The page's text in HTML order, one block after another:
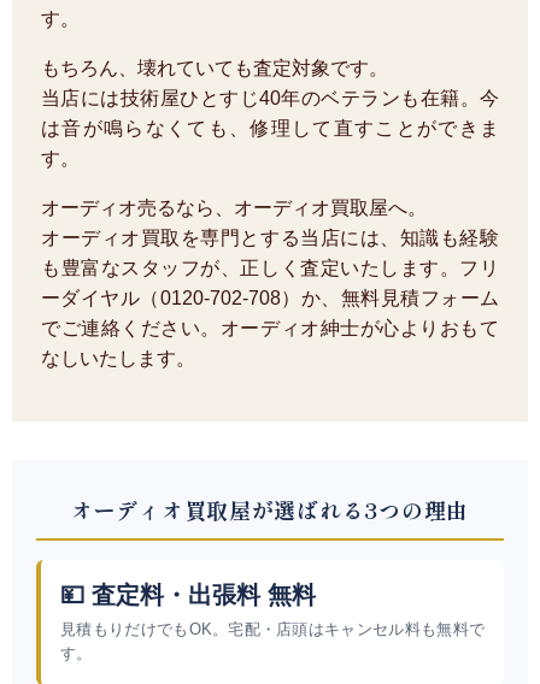
す。
もちろん、壊れていても査定対象です。
当店には技術屋ひとすじ40年のベテランも在籍。今
は音が鳴らなくても、修理して直すことができま
す。
オーディオ売るなら、オーディオ買取屋へ。
オーディオ買取を専門とする当店には、知識も経験
も豊富なスタッフが、正しく査定いたします。フリ
ーダイヤル（0120-702-708）か、無料見積フォーム
でご連絡ください。オーディオ紳士が心よりおもて
なしいたします。
オーディオ買取屋が選ばれる3つの理由
💴 査定料・出張料 無料
見積もりだけでもOK。宅配・店頭はキャンセル料も無料で
す。